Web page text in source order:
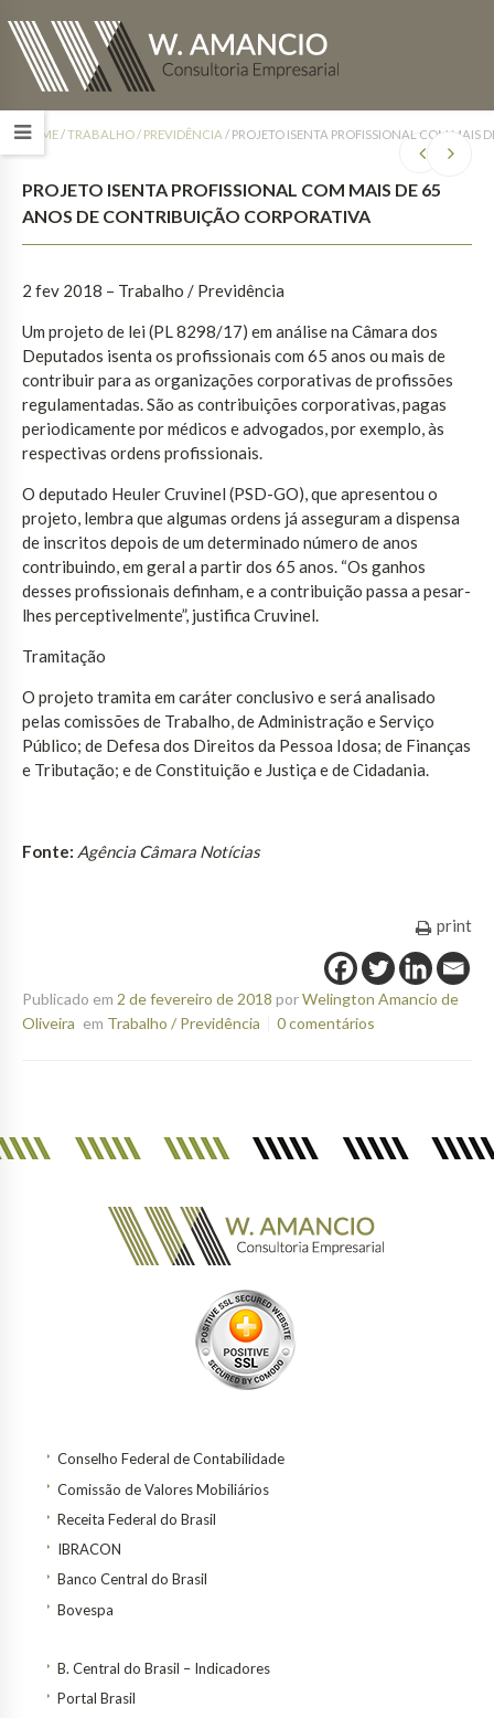
HOME/TRABALHO / PREVIDÊNCIA / PROJETO ISENTA PROFISSIONAL COM MAIS
PROJETO ISENTA PROFISSIONAL COM MAIS DE 65
ANOS DE CONTRIBUIÇÃO CORPORATIVA
2 fev 2018 – Trabalho / Previdência
Um projeto de lei (PL 8298/17) em análise na Câmara dos
Deputados isenta os profissionais com 65 anos ou mais de
contribuir para as organizações corporativas de profissões
regulamentadas. São as contribuições corporativas, pagas
periodicamente por médicos e advogados, por exemplo, às
respectivas ordens profissionais.
O deputado Heuler Cruvinel (PSD-GO), que apresentou o
projeto, lembra que algumas ordens já asseguram a dispensa
de inscritos depois de um determinado número de anos
contribuindo, em geral a partir dos 65 anos. “Os ganhos
desses profissionais definham, e a contribuição passa a pesar-
lhes perceptivelmente”, justifica Cruvinel.
Tramitação
O projeto tramita em caráter conclusivo e será analisado
pelas comissões de Trabalho, de Administração e Serviço
Público; de Defesa dos Direitos da Pessoa Idosa; de Finanças
e Tributação; e de Constituição e Justiça e de Cidadania.
Fonte: Agência Câmara Notícias
print
Publicado em 2 de fevereiro de 2018 porWelington Amancio de
Oliveira em Trabalho / Previdência 0 comentários
Conselho Federal de Contabilidade
Comissão de Valores Mobiliários
Receita Federal do Brasil
IBRACON
Banco Central do Brasil
Bovespa
B. Central do Brasil – Indicadores
Portal Brasil